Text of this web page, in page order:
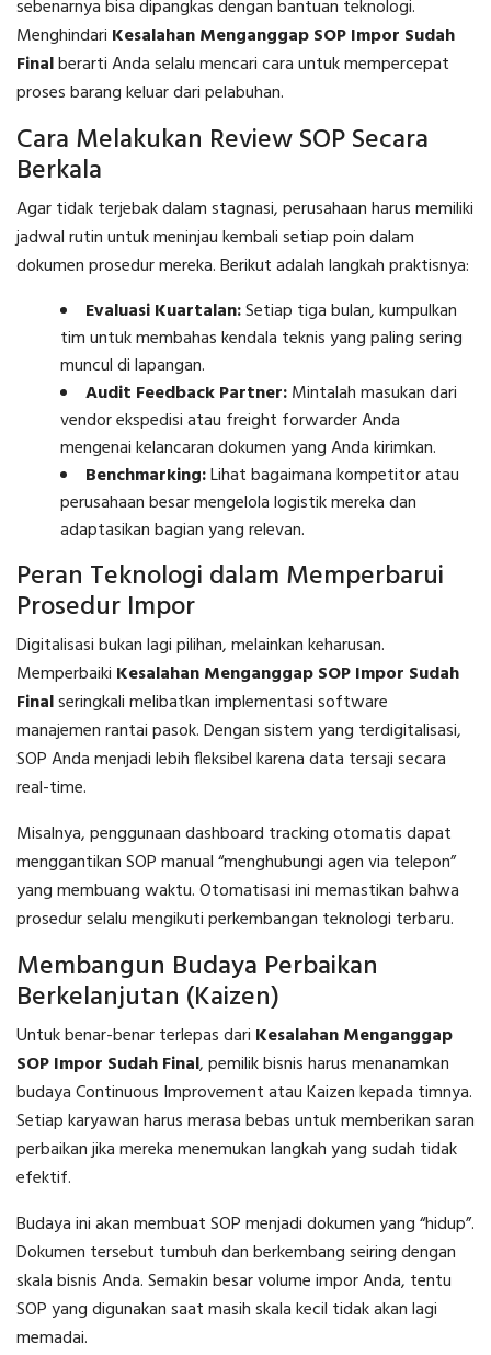
sebenarnya bisa dipangkas dengan bantuan teknologi.
Menghindari Kesalahan Menganggap SOP Impor Sudah
Finalberarti Anda selalu mencari cara untuk mempercepat
proses barang keluar dari pelabuhan.
Cara Melakukan Review SOP Secara
Berkala
Agar tidak terjebak dalam stagnasi, perusahaan harus memiliki
jadwal rutin untuk meninjau kembali setiap poin dalam
dokumen prosedur mereka. Berikut adalah langkah praktisnya:
Evaluasi Kuartalan:Setiap tiga bulan, kumpulkan
tim untuk membahas kendala teknis yang paling sering
muncul di lapangan.
Audit Feedback Partner:Mintalah masukan dari
vendor ekspedisi atau freight forwarder Anda
mengenai kelancaran dokumen yang Anda kirimkan.
Benchmarking:Lihat bagaimana kompetitor atau
perusahaan besar mengelola logistik mereka dan
adaptasikan bagian yang relevan.
Peran Teknologi dalam Memperbarui
Prosedur Impor
Digitalisasi bukan lagi pilihan, melainkan keharusan.
Memperbaiki Kesalahan Menganggap SOP Impor Sudah
Finalseringkali melibatkan implementasi software
manajemen rantai pasok. Dengan sistem yang terdigitalisasi,
SOP Anda menjadi lebih fleksibel karena data tersaji secara
real-time.
Misalnya, penggunaan dashboard tracking otomatis dapat
menggantikan SOP manual “menghubungi agen via telepon”
yang membuang waktu. Otomatisasi ini memastikan bahwa
prosedur selalu mengikuti perkembangan teknologi terbaru.
Membangun Budaya Perbaikan
Berkelanjutan (Kaizen)
Untuk benar-benar terlepas dari Kesalahan Menganggap
SOP Impor Sudah Final, pemilik bisnis harus menanamkan
budaya Continuous Improvement atau Kaizen kepada timnya.
Setiap karyawan harus merasa bebas untuk memberikan saran
perbaikan jika mereka menemukan langkah yang sudah tidak
efektif.
Budaya ini akan membuat SOP menjadi dokumen yang “hidup”.
Dokumen tersebut tumbuh dan berkembang seiring dengan
skala bisnis Anda. Semakin besar volume impor Anda, tentu
SOP yang digunakan saat masih skala kecil tidak akan lagi
memadai.